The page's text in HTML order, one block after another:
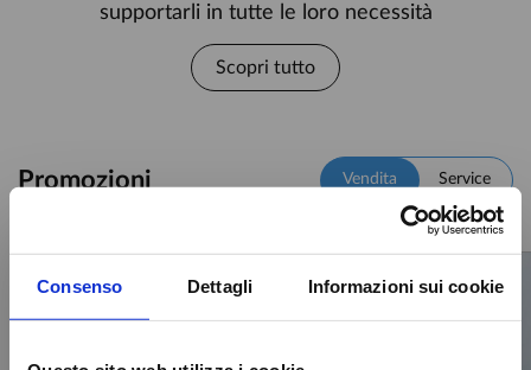
Consenso Dettagli Informazioni sui cookie
supportarli in tutte le loro necessità
Scopri tutto
Promozioni Vendita Service